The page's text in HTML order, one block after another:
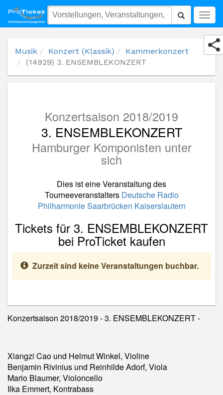
(14929) 3. ENSEMBLEKONZERT
Musik Konzert (Klassik)
Kammerkonzert
(14929) 3. ENSEMBLEKONZERT
Konzertsaison 2018/2019
3. ENSEMBLEKONZERT
Hamburger Komponisten unter
sich
Dies ist eine Veranstaltung des
Tourneeveranstalters Deutsche Radio
Philharmonie Saarbrücken Kaiserslautern
Tickets für 3. ENSEMBLEKONZERT
bei ProTicket kaufen
Zurzeit sind keine Veranstaltungen buchbar.
Konzertsaison 2018/2019 - 3. ENSEMBLEKONZERT -
Xiangzi Cao und Helmut Winkel, Violine
Benjamin Rivinius und Reinhilde Adorf, Viola
Mario Blaumer, Violoncello
Ilka Emmert, Kontrabass